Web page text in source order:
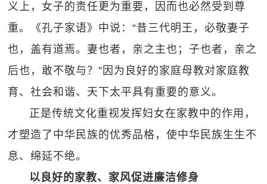
义上，女子的责任更为重要，因而也必然受到尊
重。《孔子家语》中说：“昔三代明王，必敬妻子
也，盖有道焉。妻也者，亲之主也；子也者，亲之
后也，敢不敬与？”因为良好的家庭母教对家庭教
育、社会和谐、天下太平具有重要的意义。
正是传统文化重视发挥妇女在家教中的作用，
才塑造了中华民族的优秀品格，使中华民族生生不
息、绵延不绝。
以良好的家教、家风促进廉洁修身